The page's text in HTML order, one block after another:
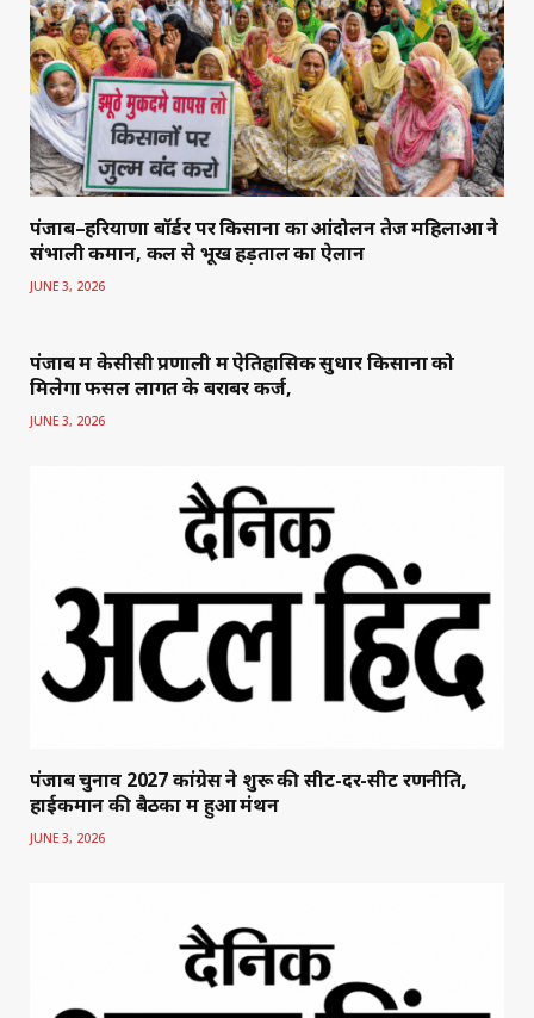
पंजाब–हरियाणा बॉर्डर पर किसानों का आंदोलन तेज महिलाओं ने
संभाली कमान, कल से भूख हड़ताल का ऐलान
JUNE 3, 2026
पंजाब में केसीसी प्रणाली में ऐतिहासिक सुधार किसानों को
मिलेगा फसल लागत के बराबर कर्ज,
JUNE 3, 2026
पंजाब चुनाव 2027 कांग्रेस ने शुरू की सीट-दर-सीट रणनीति,
हाईकमान की बैठकों में हुआ मंथन
JUNE 3, 2026